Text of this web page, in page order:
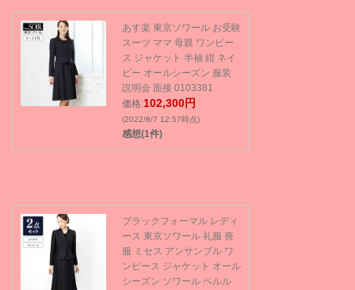
あす楽 東京ソワール お受験
スーツ ママ 母親 ワンピー
ス ジャケット 半袖 紺 ネイ
ビー オールシーズン 服装
説明会 面接 0103381
価格:102,300円
(2022/8/7 12:57時点)
感想(1件)
ブラックフォーマル レディ
ース 東京ソワール 礼服 喪
服 ミセス アンサンブル ワ
ンピース ジャケット オール
シーズン ソワール ペルル